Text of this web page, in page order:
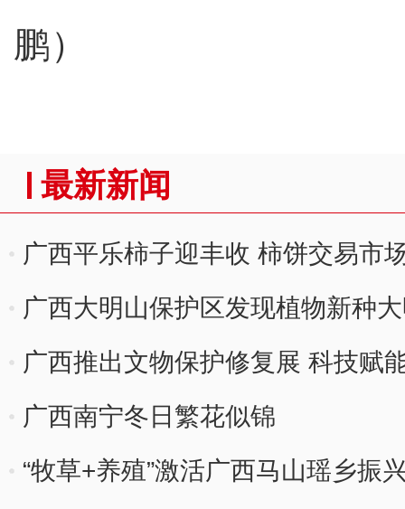
鹏）
最新新闻
广西平乐柿子迎丰收 柿饼交易市
广西大明山保护区发现植物新种
广西推出文物保护修复展 科技赋
广西南宁冬日繁花似锦
“牧草+养殖”激活广西马山瑶乡振